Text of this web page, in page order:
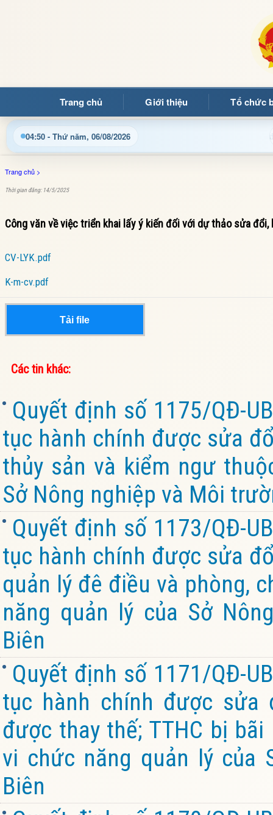
Trang chủ Giới thiệu Tổ chức
04:50 - Thứ năm, 06/08/2026
Chào mừng quý bạn đọc đến với Trang thông tin điện tử
Trang chủ >
Thời gian đăng: 14/5/2025
Công văn về việc triển khai lấy ý kiến đối với dự thảo sửa
CV-LYK.pdf
K-m-cv.pdf
Tải file
Các tin khác:
Quyết định số 1175/QĐ-
tục hành chính được sửa
thủy sản và kiểm ngư
Sở Nông nghiệp và Môi
Quyết định số 1173/QĐ-
tục hành chính được sửa
quản lý đê điều và phòng,
năng quản lý của Sở
Biên
Quyết định số 1171/QĐ-
tục hành chính được sửa
được thay thế; TTHC bị
vi chức năng quản lý của
Biên